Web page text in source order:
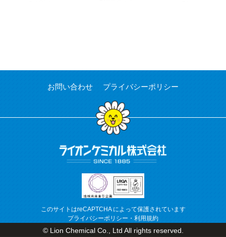
お問い合わせ プライバシーポリシー
このサイトはreCAPTCHA によって保護されています
プライバシーポリシー ・ 利用規約
© Lion Chemical Co., Ltd All rights reserved.